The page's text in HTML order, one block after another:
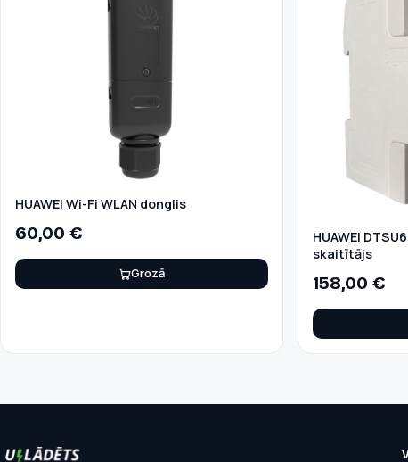
HUAWEI Wi-Fi WLAN donglis
60,00 €
Grozā
HUAWEI
skaitītājs
158,00 €